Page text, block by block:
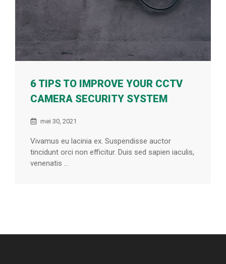
6 TIPS TO IMPROVE YOUR CCTV
CAMERA SECURITY SYSTEM
mei 30, 2021
Vivamus eu lacinia ex. Suspendisse auctor
tincidunt orci non efficitur. Duis sed sapien iaculis,
venenatis ...